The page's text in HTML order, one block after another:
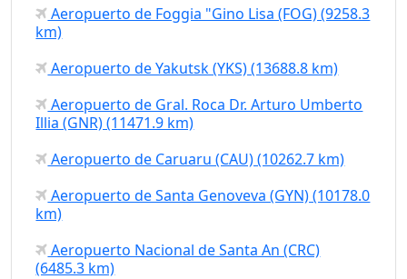
Aeropuerto de Foggia "Gino Lisa (FOG) (9258.3
km)
Aeropuerto de Yakutsk (YKS) (13688.8 km)
Aeropuerto de Gral. Roca Dr. Arturo Umberto
Illia (GNR) (11471.9 km)
Aeropuerto de Caruaru (CAU) (10262.7 km)
Aeropuerto de Santa Genoveva (GYN) (10178.0
km)
Aeropuerto Nacional de Santa An (CRC)
(6485.3 km)